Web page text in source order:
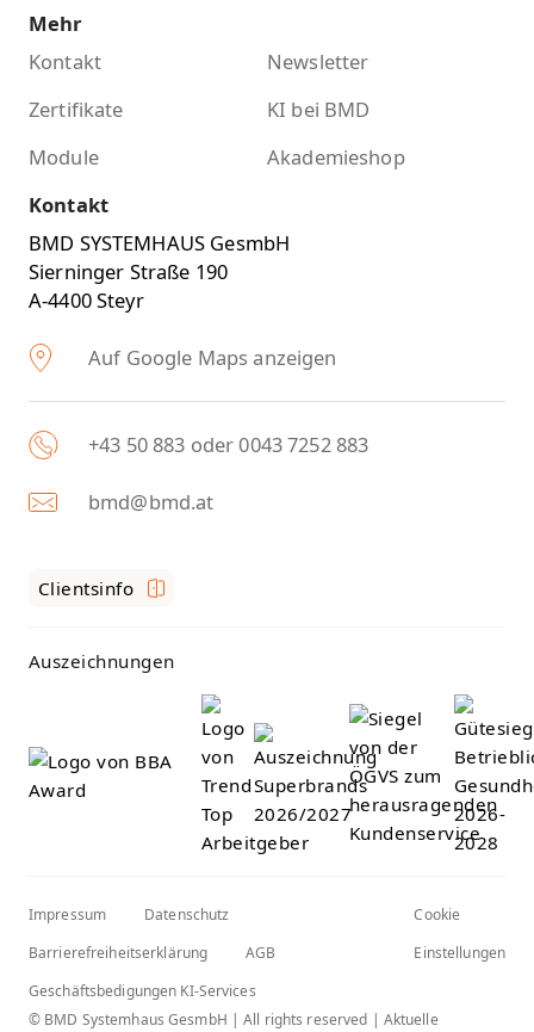
Mehr
Kontakt
Newsletter
Zertifikate
KI bei BMD
Module
Akademieshop
Kontakt
BMD SYSTEMHAUS GesmbH
Sierninger Straße 190
A-4400 Steyr
Auf Google Maps anzeigen
+43 50 883 oder 0043 7252 883
bmd@bmd.at
Clientsinfo
Auszeichnungen
Impressum
Datenschutz
Barrierefreiheitserklärung
AGB
Geschäftsbedigungen KI-Services
Cookie
Einstellungen
© BMD Systemhaus GesmbH | All rights reserved | Aktuelle